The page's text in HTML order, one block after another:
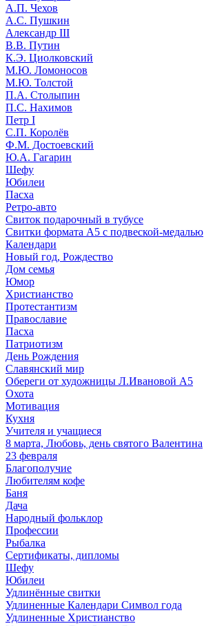
А.П. Чехов
А.С. Пушкин
Александр III
В.В. Путин
К.Э. Циолковский
М.Ю. Ломоносов
М.Ю. Толстой
П.А. Столыпин
П.С. Нахимов
Петр I
С.П. Королёв
Ф.М. Достоевский
Ю.А. Гагарин
Шефу
Юбилеи
Пасха
Ретро-авто
Свиток подарочный в тубусе
Свитки формата А5 с подвеской-медалью
Календари
Новый год, Рождество
Дом семья
Юмор
Христианство
Протестантизм
Православие
Пасха
Патриотизм
День Рождения
Славянский мир
Обереги от художницы Л.Ивановой А5
Охота
Мотивация
Кухня
Учителя и учащиеся
8 марта, Любовь, день святого Валентина
23 февраля
Благополучие
Любителям кофе
Баня
Дача
Народный фольклор
Профессии
Рыбалка
Сертификаты, дипломы
Шефу
Юбилеи
Удлинённые свитки
Удлиненные Календари Символ года
Удлиненные Христианство